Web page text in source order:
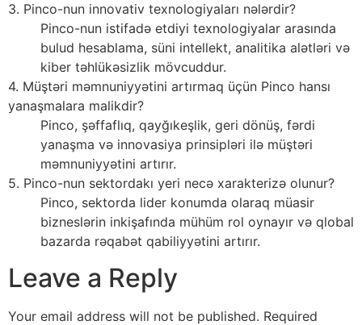
3. Pinco-nun innovativ texnologiyaları nələrdir?
Pinco-nun istifadə etdiyi texnologiyalar arasında
bulud hesablama, süni intellekt, analitika alətləri və
kiber təhlükəsizlik mövcuddur.
4. Müştəri məmnuniyyətini artırmaq üçün Pinco hansı
yanaşmalara malikdir?
Pinco, şəffaflıq, qayğıkeşlik, geri dönüş, fərdi
yanaşma və innovasiya prinsipləri ilə müştəri
məmnuniyyətini artırır.
5. Pinco-nun sektordakı yeri necə xarakterizə olunur?
Pinco, sektorda lider konumda olaraq müasir
bizneslərin inkişafında mühüm rol oynayır və qlobal
bazarda rəqabət qabiliyyətini artırır.
Leave a Reply
Your email address will not be published. Required